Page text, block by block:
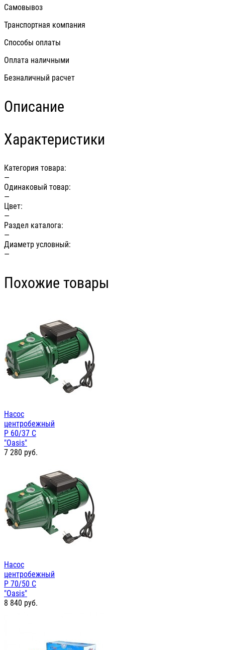
Самовывоз
Транспортная компания
Способы оплаты
Оплата наличными
Безналичный расчет
Описание
Характеристики
Категория товара:
—
Одинаковый товар:
—
Цвет:
—
Раздел каталога:
—
Диаметр условный:
—
Похожие товары
Насос
центробежный
P 60/37 C
"Oasis"
7 280 руб.
Насос
центробежный
P 70/50 C
"Oasis"
8 840 руб.